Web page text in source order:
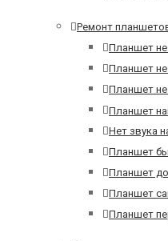
Ремонт
Планшет
Планшет
Планшет не
Планшет
Нет звука
Планшет
Планшет
Планшет
Планшет